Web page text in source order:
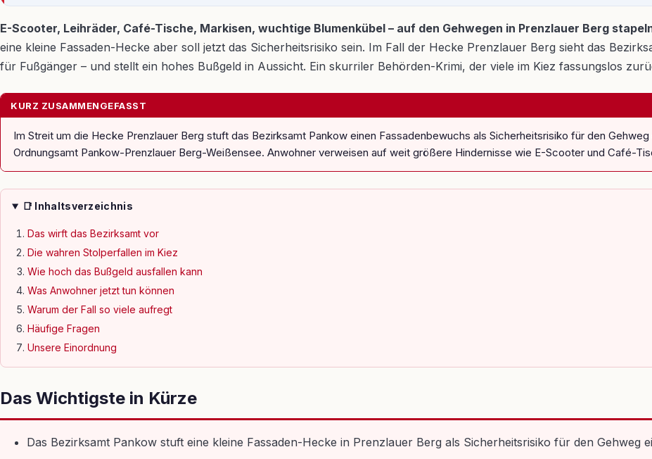
E-Scooter, Leihräder, Café-Tische, Markisen, wuchtige Blumenkübel – auf den Gehwegen in Prenzlauer Berg
eine kleine Fassaden-Hecke aber soll jetzt das Sicherheitsrisiko sein. Im Fall der Hecke Prenzlauer Berg sieht das
für Fußgänger – und stellt ein hohes Bußgeld in Aussicht. Ein skurriler Behörden-Krimi, der viele im Kiez fassungslos
KURZ ZUSAMMENGEFASST
Im Streit um die Hecke Prenzlauer Berg stuft das Bezirksamt Pankow einen Fassadenbewuchs als Sicherheitsrisiko für den
Ordnungsamt Pankow-Prenzlauer Berg-Weißensee. Anwohner verweisen auf weit größere Hindernisse wie E-Scooter und Café-
📑 Inhaltsverzeichnis
Das wirft das Bezirksamt vor
Die wahren Stolperfallen im Kiez
Wie hoch das Bußgeld ausfallen kann
Was Anwohner jetzt tun können
Warum der Fall so viele aufregt
Häufige Fragen
Unsere Einordnung
Das Wichtigste in Kürze
Das Bezirksamt Pankow stuft eine kleine Fassaden-Hecke in Prenzlauer Berg als Sicherheitsrisiko für den Gehweg